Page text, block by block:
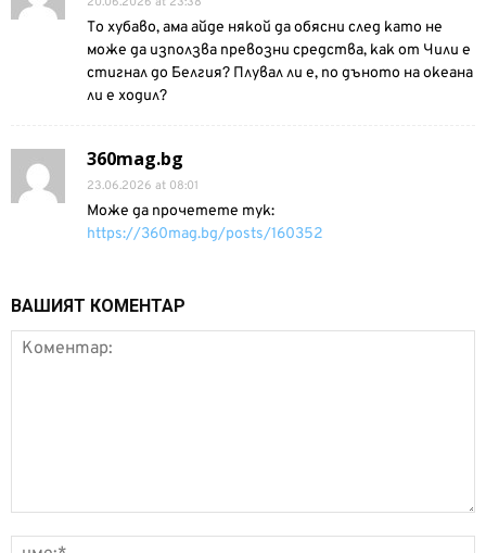
То хубаво, ама айде някой да обясни след като не
може да използва превозни средства, как от Чили е
стигнал до Белгия? Плувал ли е, по дъното на океана
ли е ходил?
360mag.bg
23.06.2026 at 08:01
Може да прочетете тук:
https://360mag.bg/posts/160352
ВАШИЯТ КОМЕНТАР